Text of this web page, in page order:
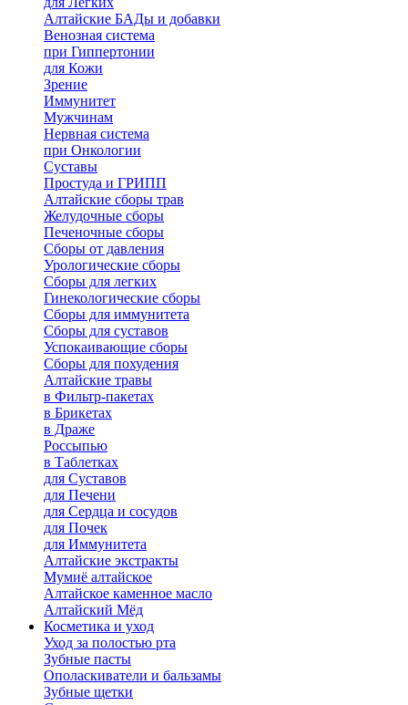
Алтайские БАДы и добавки
Венозная система
при Гиппертонии
для Кожи
Зрение
Иммунитет
Мужчинам
Нервная система
при Онкологии
Суставы
Простуда и ГРИПП
Алтайские сборы трав
Желудочные сборы
Печеночные сборы
Сборы от давления
Урологические сборы
Сборы для легких
Гинекологические сборы
Сборы для иммунитета
Сборы для суставов
Успокаивающие сборы
Сборы для похудения
Алтайские травы
в Фильтр-пакетах
в Брикетах
в Драже
Россыпью
в Таблетках
для Cуставов
для Печени
для Сердца и сосудов
для Почек
для Иммунитета
Алтайские экстракты
Мумиё алтайское
Алтайское каменное масло
Алтайский Мёд
Косметика и уход
Уход за полостью рта
Зубные пасты
Ополаскиватели и бальзамы
Зубные щетки